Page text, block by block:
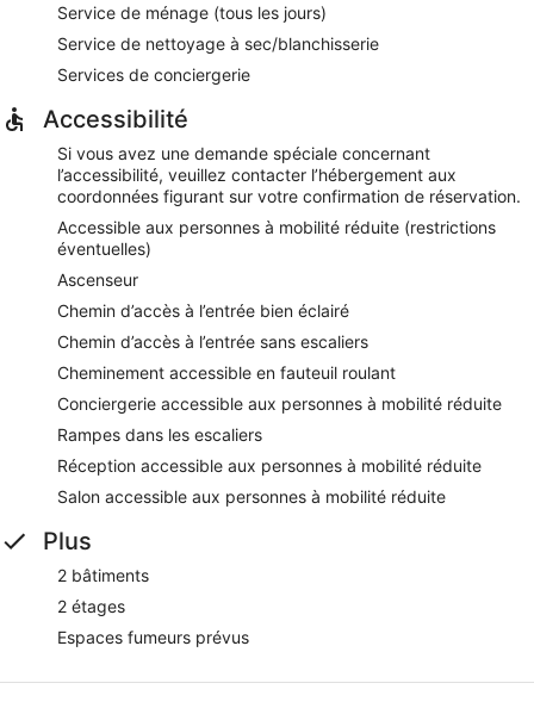
Grotta Palazzese- Offrant une vue sur l'océan, ce
restaurant gastronomique propose des spécialités Cuisine
locale et sert le déjeuner et le dîner. Réservation obligatoire.
Ouvert tous les jours.
Un service d'étage (horaires limités) est disponible.
Service de ménage (tous les jours)
Service de nettoyage à sec/blanchisserie
Services de conciergerie
Accessibilité
Si vous avez une demande spéciale concernant
l’accessibilité, veuillez contacter l’hébergement aux
coordonnées figurant sur votre confirmation de réservation.
Accessible aux personnes à mobilité réduite (restrictions
éventuelles)
Ascenseur
Chemin d’accès à l’entrée bien éclairé
Chemin d’accès à l’entrée sans escaliers
Cheminement accessible en fauteuil roulant
Conciergerie accessible aux personnes à mobilité réduite
Rampes dans les escaliers
Réception accessible aux personnes à mobilité réduite
Salon accessible aux personnes à mobilité réduite
Plus
2 bâtiments
2 étages
Espaces fumeurs prévus